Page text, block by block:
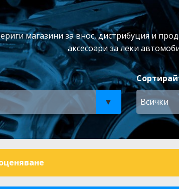
магазини за внос, дистрибуция и
аксесоари за леки
Всички